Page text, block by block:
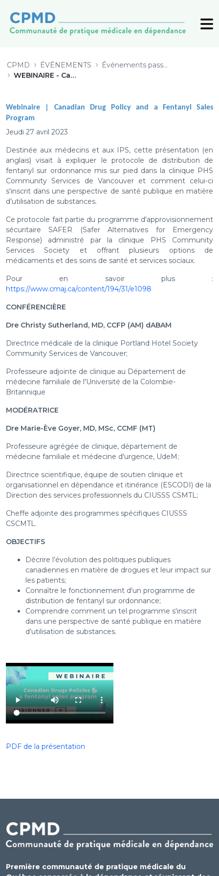
CPMD ÉVÉNEMENTS
Événements passés (archive)
WEBINAIRE - Canadian Drugs Policies & a Fentanyl Sales Program
Webinaire | Canadian Drug Policy and a Fentanyl Sales
Program
Jeudi 27 avril 2023
Destinée aux médecins et aux IPS, cette présentation (en
anglais) visait à expliquer le protocole de distribution de
fentanyl sur ordonnance mis sur pied dans la clinique PHS
Community Services de Vancouver et comment celui-ci
s'inscrit dans une perspective de santé publique en matière
d’utilisation de substances.
Ce protocole fait partie du programme d'approvisionnement
sécuritaire SAFER (Safer Alternatives for Emergency
Response) administré par la clinique PHS Community
Services Society et offrant plusieurs options de
médicaments et des soins de santé et services sociaux.
P our en savoir plus :
https://www.cmaj.ca/content/194/31/e1098
CONFÉRENCIÈRE
Dre Christy Sutherland, MD, CCFP (AM) dABAM
Directrice médicale de la clinique Portland Hotel Society
Community Services de Vancouver;
Professeure adjointe de clinique au Département de
médecine familiale de l'Université de la Colombie-
Britannique
MODÉRATRICE
Dre Marie-Ève Goyer, MD, MSc, CCMF (MT)
Professeure agrégée de clinique, département de
médecine familiale et médecine d'urgence, UdeM;
Directrice scientifique, équipe de soutien clinique et
organisationnel en dépendance et itinérance (ESCODI) de la
Direction des services professionnels du CIUSSS CSMTL;
Cheffe adjointe des programmes spécifiques CIUSSS
CSCMTL.
OBJECTIFS
Décrire l’évolution des politiques publiques
canadiennes en matière de drogues et leur impact sur
les patients;
Connaître le fonctionnement d'un programme de
distribution de fentanyl sur ordonnance;
Comprendre comment un tel programme s'inscrit
dans une perspective de santé publique en matière
d’utilisation de substances.
PDF de la présentation
Première communauté de pratique médicale du